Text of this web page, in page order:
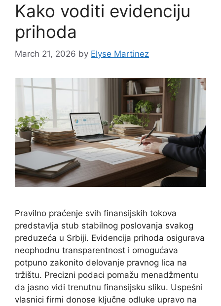
Kako voditi evidenciju
prihoda
March 21, 2026 by Elyse Martinez
Pravilno praćenje svih finansijskih tokova
predstavlja stub stabilnog poslovanja svakog
preduzeća u Srbiji. Evidencija prihoda osigurava
neophodnu transparentnost i omogućava
potpuno zakonito delovanje pravnog lica na
tržištu. Precizni podaci pomažu menadžmentu
da jasno vidi trenutnu finansijsku sliku. Uspešni
vlasnici firmi donose ključne odluke upravo na